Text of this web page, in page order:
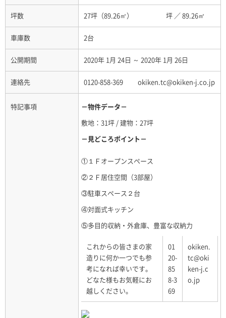
坪数 27坪（89.26㎡） 坪 ／89.26㎡
車庫数 2台
公開期間 2020年 1月 24日 ～ 2020年 1月 26日
連絡先 0120-858-369 okiken.tc@okiken-j.co.jp
特記事項
－物件データ－
敷地：31坪 / 建物：27坪
－見どころポイント－
①１Ｆオープンスペース
②２Ｆ居住空間（3部屋）
③駐車スペース２台
④対面式キッチン
⑤多目的収納・外倉庫、豊富な収納力
これからの皆さまの家
造りに何か一つでも参
考になれば幸いです。
どなた様もお気軽にお
越しください。
01
20-
85
8-3
69
okiken.
tc@oki
ken-j.c
o.jp